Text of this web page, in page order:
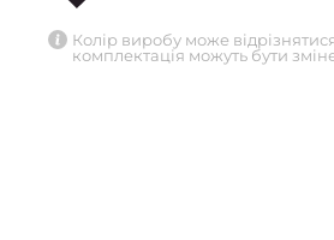
Колір виробу може
комплектація можуть бути